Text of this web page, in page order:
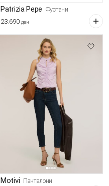
Patrizia Pepe Фустани
23.690 ден
Motivi Панталони